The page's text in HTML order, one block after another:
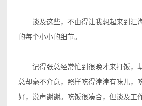
谈及这些，不由得让我想起来到汇海
的每个小小的细节。
记得张总经常忙到很晚才来打饭，
总却毫不介意，照样吃得津津有味儿，
好，说声谢谢。吃饭很凑合，但谈及工